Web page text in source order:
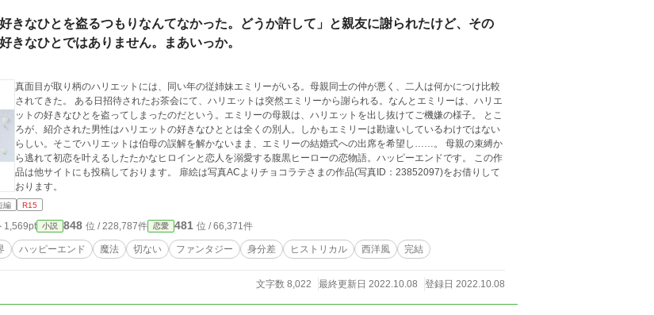
好きなひとを盗るつもりなんてなかった。どうか許して」と親友に謝られたけど、その
きなひとではありません。まあいっか。
真面目が取り柄のハリエットには、同い年の従姉妹エミリーがいる。母親同士の仲が悪く、二人は何かにつけ比較
されてきた。 ある日招待されたお茶会にて、ハリエットは突然エミリーから謝られる。なんとエミリーは、ハリエ
ットの好きなひとを盗ってしまったのだという。エミリーの母親は、ハリエットを出し抜けてご機嫌の様子。 とこ
ろが、紹介された男性はハリエットの好きなひととは全くの別人。しかもエミリーは勘違いしているわけではない
らしい。そこでハリエットは伯母の誤解を解かないまま、エミリーの結婚式への出席を希望し……。 母親の束縛か
ら逃れて初恋を叶えるしたたかなヒロインと恋人を溺愛する腹黒ヒーローの恋物語。ハッピーエンドです。 この作
品は他サイトにも投稿しております。 扉絵は写真ACよりチョコラテさまの作品(写真ID：23852097)をお借りして
おります。
編 R15
1,569pt 小説 848 位 / 228,787件 恋愛 481 位 / 66,371件
ハッピーエンド 魔法 切ない ファンタジー 身分差 ヒストリカル 西洋風 完結
文字数 8,022 最終更新日 2022.10.08 登録日 2022.10.08